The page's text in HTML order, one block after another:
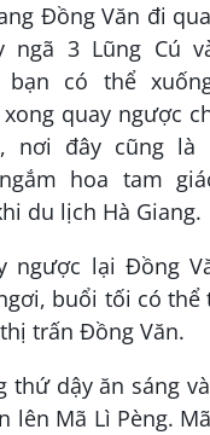
Đồng Văn đi
ngã 3 Lũng Cú
bạn có thể
quay ngược
nơi đây cũng là
hoa tam
du lịch Hà Giang.
ngược lại Đồng
buổi tối có thể
trấn Đồng Văn.
thứ dậy ăn sáng
lên Mã Lì Pèng.